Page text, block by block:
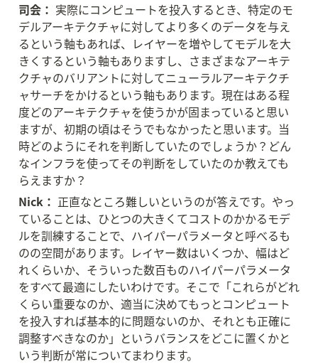
司会： 実際にコンピュートを投入するとき、特定のモ
デルアーキテクチャに対してより多くのデータを与え
るという軸もあれば、レイヤーを増やしてモデルを大
きくするという軸もありますし、さまざまなアーキテ
クチャのバリアントに対してニューラルアーキテクチ
ャサーチをかけるという軸もあります。現在はある程
度どのアーキテクチャを使うかが固まっていると思い
ますが、初期の頃はそうでもなかったと思います。当
時どのようにそれを判断していたのでしょうか？どん
なインフラを使ってその判断をしていたのか教えても
らえますか？
Nick： 正直なところ難しいというのが答えです。やっ
ていることは、ひとつの大きくてコストのかかるモデ
ルを訓練することで、ハイパーパラメータと呼べるも
のの空間があります。レイヤー数はいくつか、幅はど
れくらいか、そういった数百ものハイパーパラメータ
をすべて最適にしたいわけです。そこで「これらがどれ
くらい重要なのか、適当に決めてもっとコンピュート
を投入すれば基本的に問題ないのか、それとも正確に
調整すべきなのか」というバランスをどこに置くかと
いう判断が常についてまわります。